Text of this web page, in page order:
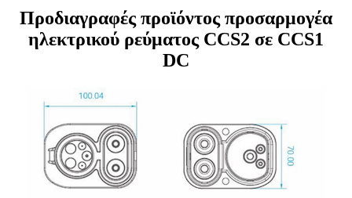
Προδιαγραφές προϊόντος προσαρμογέα
ηλεκτρικού ρεύματος CCS2 σε CCS1
DC